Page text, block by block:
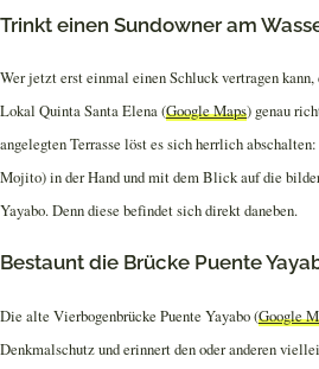
Trinkt einen Sundowner am
Wer jetzt erst einmal einen Schluck vertragen
Lokal Quinta Santa Elena (Google Maps) genau
angelegten Terrasse löst es sich herrlich
Mojito) in der Hand und mit dem Blick auf die
Yayabo. Denn diese befindet sich direkt daneben.
Bestaunt die Brücke Puente
Die alte Vierbogenbrücke Puente Yayabo (Google
Denkmalschutz und erinnert den oder anderen